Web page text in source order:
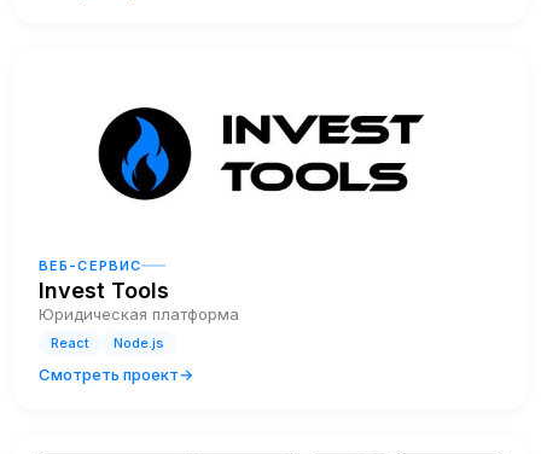
ВЕБ-СЕРВИС
Invest Tools
Юридическая платформа
React Node.js
Смотреть проект